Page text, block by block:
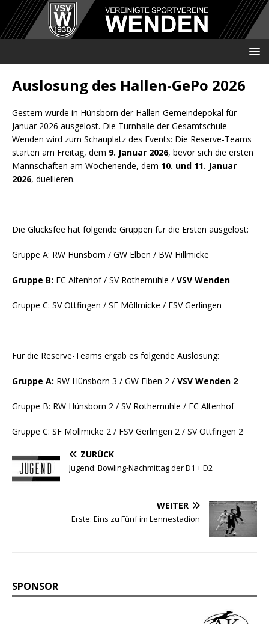
Auslosung des Hallen-GePo 2026
Gestern wurde in Hünsborn der Hallen-Gemeindepokal für
Januar 2026 ausgelost. Die Turnhalle der Gesamtschule
Wenden wird zum Schauplatz des Events: Die Reserve-Teams
starten am Freitag, dem 9. Januar 2026, bevor sich die ersten
Mannschaften am Wochenende, dem 10. und 11. Januar
2026, duellieren.
Die Glücksfee hat folgende Gruppen für die Ersten ausgelost:
Gruppe A: RW Hünsborn / GW Elben / BW Hillmicke
Gruppe B: FC Altenhof / SV Rothemühle / VSV Wenden
Gruppe C: SV Ottfingen / SF Möllmicke / FSV Gerlingen
Für die Reserve-Teams ergab es folgende Auslosung:
Gruppe A: RW Hünsborn 3 / GW Elben 2 / VSV Wenden 2
Gruppe B: RW Hünsborn 2 / SV Rothemühle / FC Altenhof
Gruppe C: SF Möllmicke 2 / FSV Gerlingen 2 / SV Ottfingen 2
ZURÜCK
Jugend: Bowling-Nachmittag der D1 + D2
WEITER
Erste: Eins zu Fünf im Lennestadion
SPONSOR